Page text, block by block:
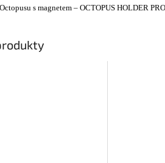
s magnetem – OCTOPUS HOLDER